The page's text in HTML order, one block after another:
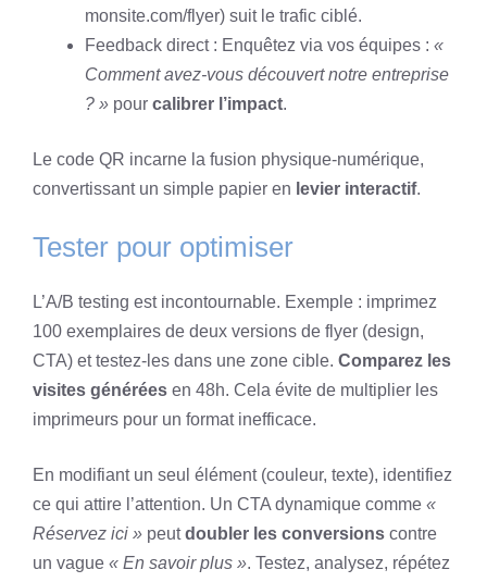
monsite.com/flyer) suit le trafic ciblé.
Feedback direct : Enquêtez via vos équipes : «
Comment avez-vous découvert notre entreprise
? » pour calibrer l’impact.
Le code QR incarne la fusion physique-numérique,
convertissant un simple papier en levier interactif.
Tester pour optimiser
L’A/B testing est incontournable. Exemple : imprimez
100 exemplaires de deux versions de flyer (design,
CTA) et testez-les dans une zone cible. Comparez les
visites générées en 48h. Cela évite de multiplier les
imprimeurs pour un format inefficace.
En modifiant un seul élément (couleur, texte), identifiez
ce qui attire l’attention. Un CTA dynamique comme «
Réservez ici » peutdoubler les conversions contre
un vague « En savoir plus ». Testez, analysez, répétez